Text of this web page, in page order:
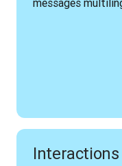
messages